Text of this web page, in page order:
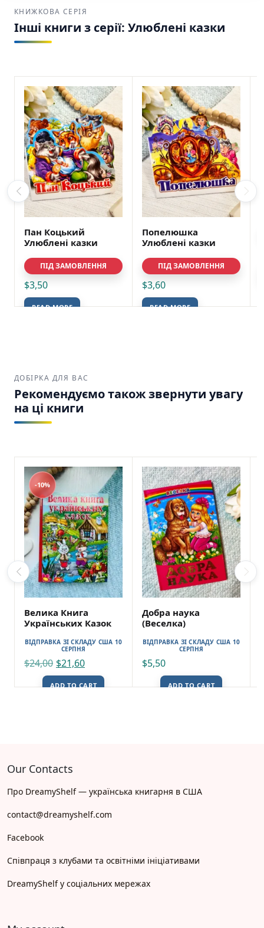
КНИЖКОВА СЕРІЯ
Інші книги з серії: Улюблені казки
Пан Коцький
Улюблені казки
ПІД ЗАМОВЛЕННЯ
$3,50
READ MORE
Попелюшка
Улюблені казки
ПІД ЗАМОВЛЕННЯ
$3,60
READ MORE
ДОБІРКА ДЛЯ ВАС
Рекомендуємо також звернути увагу
на ці книги
-10%
Велика Книга
Українських Казок
ВІДПРАВКА ЗІ СКЛАДУ США 10
СЕРПНЯ
$24,00 $21,60
ADD TO CART
Добра наука
(Веселка)
ВІДПРАВКА ЗІ СКЛАДУ США 10
СЕРПНЯ
$5,50
ADD TO CART
Our Contacts
Про DreamyShelf — українська книгарня в США
contact@dreamyshelf.com
Facebook
Співпраця з клубами та освітніми ініціативами
DreamyShelf у соціальних мережах